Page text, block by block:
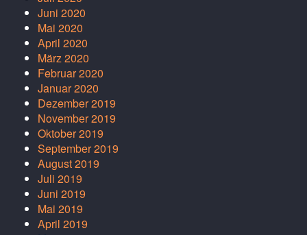
Juni 2020
Mai 2020
April 2020
März 2020
Februar 2020
Januar 2020
Dezember 2019
November 2019
Oktober 2019
September 2019
August 2019
Juli 2019
Juni 2019
Mai 2019
April 2019